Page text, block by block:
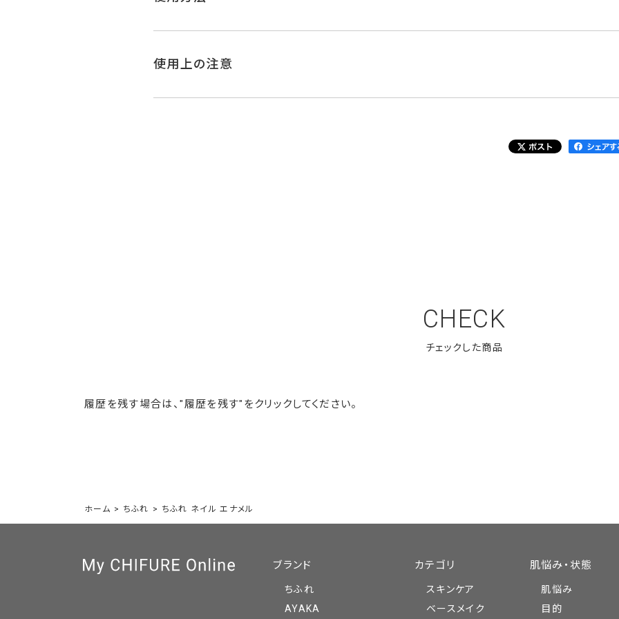
ホーム > ちふれ > ちふれ ネイル エナメル
使用上の注意
CHECK
履歴を残す場合は、"履歴を残す"をクリックしてください。
ブランド
ちふれ
AYAKA
カテゴリ
スキンケア
ベースメイク
肌悩み・状態
肌悩み
目的